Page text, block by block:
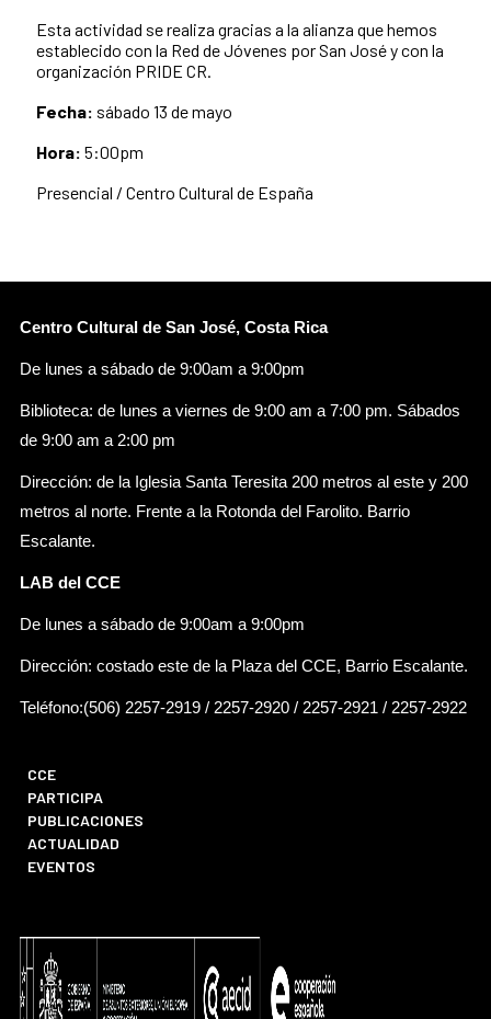
Esta actividad se realiza gracias a la alianza que hemos
establecido con la Red de Jóvenes por San José y con la
organización PRIDE CR.
Fecha: sábado 13 de mayo
Hora: 5:00pm
Presencial / Centro Cultural de España
Centro Cultural de San José, Costa Rica
De lunes a sábado de 9:00am a 9:00pm
Biblioteca: de lunes a viernes de 9:00 am a 7:00 pm. Sábados
de 9:00 am a 2:00 pm
Dirección: de la Iglesia Santa Teresita 200 metros al este y 200
metros al norte. Frente a la Rotonda del Farolito. Barrio
Escalante.
LAB del CCE
De lunes a sábado de 9:00am a 9:00pm
Dirección: costado este de la Plaza del CCE, Barrio Escalante.
Teléfono:(506) 2257-2919 / 2257-2920 / 2257-2921 / 2257-2922
CCE
PARTICIPA
PUBLICACIONES
ACTUALIDAD
EVENTOS